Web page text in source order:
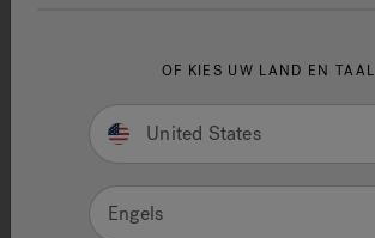
OF KIES UW LAND EN TAAL
United States
Engels